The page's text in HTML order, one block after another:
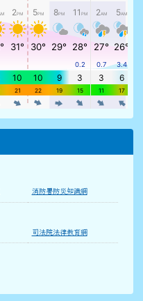
消防署防災知識網
司法院法律教育網